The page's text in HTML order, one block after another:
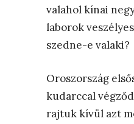
valahol kínai
laborok
szedne-e valaki?
Oroszország
kudarccal
rajtuk kívül azt